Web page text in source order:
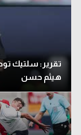
أمم إفريقيا
كرة يد
كرة طائرة
الوطن العربي
في المونديال
تقرير: سلتيك
هيثم حسن